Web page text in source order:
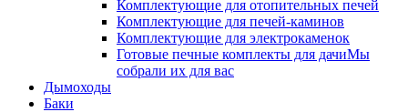
Комплектующие для отопительных печей
Комплектующие для печей-каминов
Комплектующие для электрокаменок
Готовые печные комплекты для дачиМы
собрали их для вас
Дымоходы
Баки